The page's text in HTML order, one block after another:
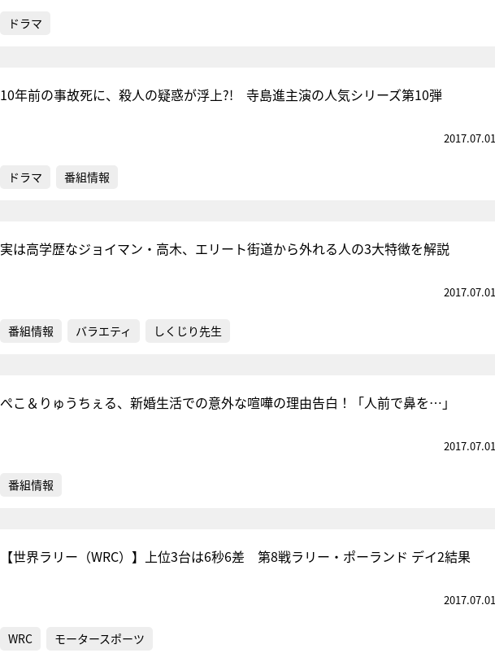
ドラマ
10年前の事故死に、殺人の疑惑が浮上?! 寺島進主演の人気シリーズ第10弾
2017.07.01
ドラマ 番組情報
実は高学歴なジョイマン・高木、エリート街道から外れる人の3大特徴を解説
2017.07.01
番組情報 バラエティ しくじり先生
ぺこ＆りゅうちぇる、新婚生活での意外な喧嘩の理由告白！「人前で鼻を…」
2017.07.01
番組情報
【世界ラリー（WRC）】上位3台は6秒6差 第8戦ラリー・ポーランド デイ2結果
2017.07.01
WRC モータースポーツ